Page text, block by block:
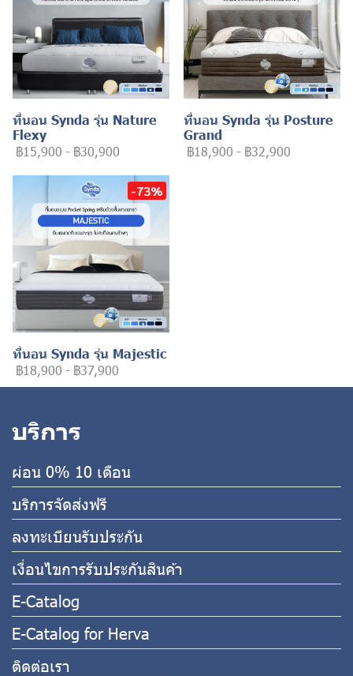
ที่นอน Synda รุ่น Nature
Flexy
฿15,900 - ฿30,900
ที่นอน Synda รุ่น Posture
Grand
฿18,900 - ฿32,900
-73%
ที่นอน Synda รุ่น Majestic
฿18,900 - ฿37,900
บริการ
ผ่อน 0% 10 เดือน
บริการจัดส่งฟรี
ลงทะเบียนรับประกัน
เงื่อนไขการรับประกันสินค้า
E-Catalog
E-Catalog for Herva
ติดต่อเรา